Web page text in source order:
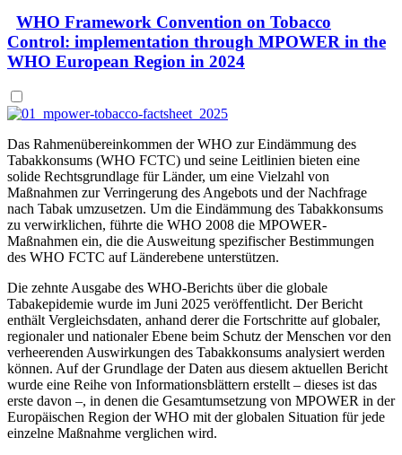
WHO Framework Convention on Tobacco
Control: implementation through MPOWER in the
WHO European Region in 2024
Das Rahmenübereinkommen der WHO zur Eindämmung des
Tabakkonsums (WHO FCTC) und seine Leitlinien bieten eine
solide Rechtsgrundlage für Länder, um eine Vielzahl von
Maßnahmen zur Verringerung des Angebots und der Nachfrage
nach Tabak umzusetzen. Um die Eindämmung des Tabakkonsums
zu verwirklichen, führte die WHO 2008 die MPOWER-
Maßnahmen ein, die die Ausweitung spezifischer Bestimmungen
des WHO FCTC auf Länderebene unterstützen.
Die zehnte Ausgabe des WHO-Berichts über die globale
Tabakepidemie wurde im Juni 2025 veröffentlicht. Der Bericht
enthält Vergleichsdaten, anhand derer die Fortschritte auf globaler,
regionaler und nationaler Ebene beim Schutz der Menschen vor den
verheerenden Auswirkungen des Tabakkonsums analysiert werden
können. Auf der Grundlage der Daten aus diesem aktuellen Bericht
wurde eine Reihe von Informationsblättern erstellt – dieses ist das
erste davon –, in denen die Gesamtumsetzung von MPOWER in der
Europäischen Region der WHO mit der globalen Situation für jede
einzelne Maßnahme verglichen wird.